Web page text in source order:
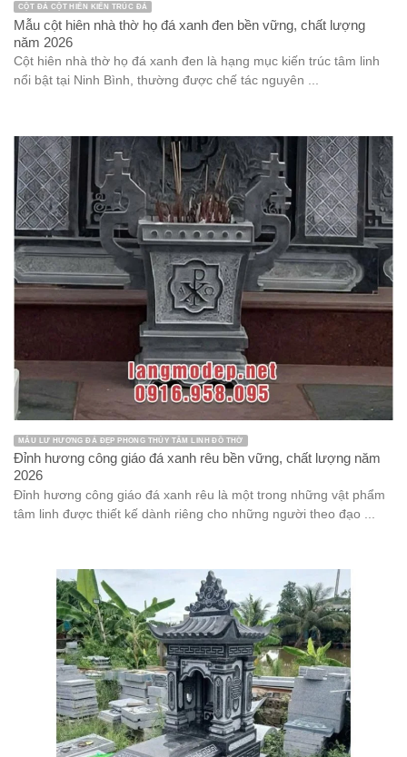
CỘT ĐÁ CỘT HIÊN KIẾN TRÚC ĐÁ
Mẫu cột hiên nhà thờ họ đá xanh đen bền vững, chất lượng
năm 2026
Cột hiên nhà thờ họ đá xanh đen là hạng mục kiến trúc tâm linh
nổi bật tại Ninh Bình, thường được chế tác nguyên ...
MẪU LƯ HƯƠNG ĐÁ ĐẸP PHONG THỦY TÂM LINH ĐỒ THỜ
Đỉnh hương công giáo đá xanh rêu bền vững, chất lượng năm
2026
Đỉnh hương công giáo đá xanh rêu là một trong những vật phẩm
tâm linh được thiết kế dành riêng cho những người theo đạo ...